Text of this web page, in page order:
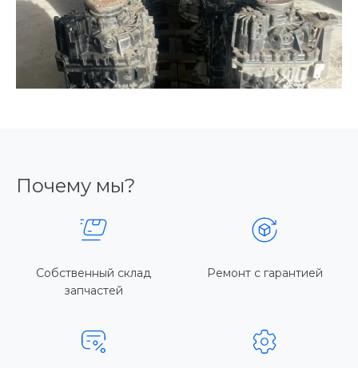
Почему мы?
Собственный склад
запчастей
Ремонт с гарантией